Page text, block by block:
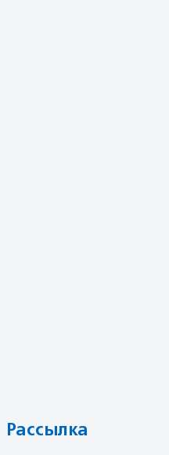
Рассылка